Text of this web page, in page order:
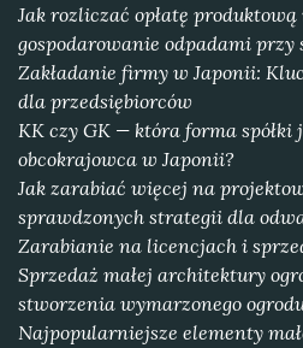
Jak rozliczać opłatę produktową
gospodarowanie odpadami przy
Zakładanie firmy w Japonii:
dla przedsiębiorców
KK czy GK — która forma spółki
obcokrajowca w Japonii?
Jak zarabiać więcej na
sprawdzonych strategii dla
Zarabianie na licencjach i
Sprzedaż małej architektury
stworzenia wymarzonego
Najpopularniejsze elementy